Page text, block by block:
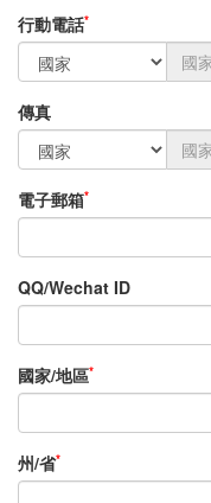
行動電話*
傳真
電子郵箱*
QQ/Wechat ID
國家/地區*
州/省*